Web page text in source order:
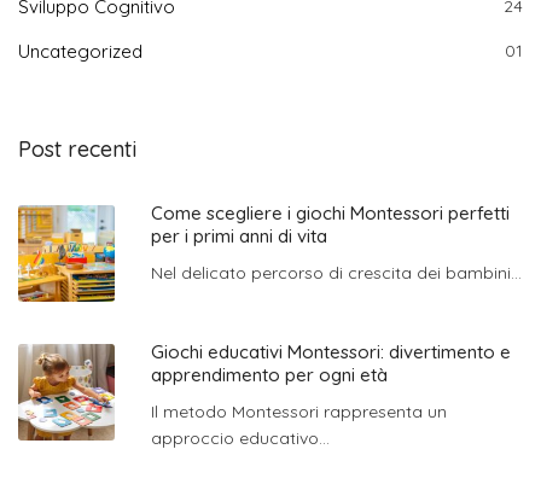
Sviluppo Cognitivo 24
Uncategorized 01
Post recenti
Come scegliere i giochi Montessori perfetti
per i primi anni di vita
Nel delicato percorso di crescita dei bambini...
Giochi educativi Montessori: divertimento e
apprendimento per ogni età
Il metodo Montessori rappresenta un
approccio educativo...